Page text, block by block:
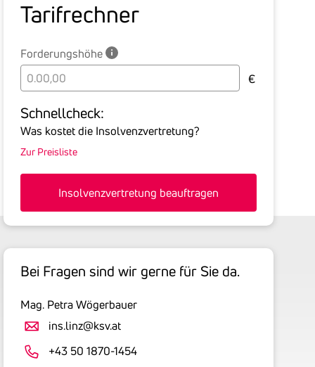
Tarif­rechner
Forderungshöhe
die
aller
offenen
inklusive
Umsatzsteuer
an.
tatsächlich
€
Schnell­check:
Was kostet die Insolvenzvertretung?
Zur Preisliste
Insolvenzvertretung beauftragen
Bei Fragen sind wir gerne für Sie da.
Mag. Petra Wögerbauer
ins.linz@ksv.at
+43 50 1870-1454